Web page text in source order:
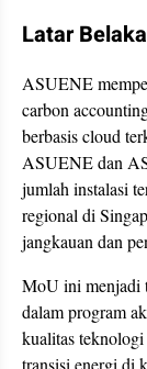
Latar
ASUENE
carbon
berbasis cloud
ASUENE dan
jumlah instalasi
regional di
jangkauan dan
MoU ini menjadi
dalam program
kualitas
transisi energi di